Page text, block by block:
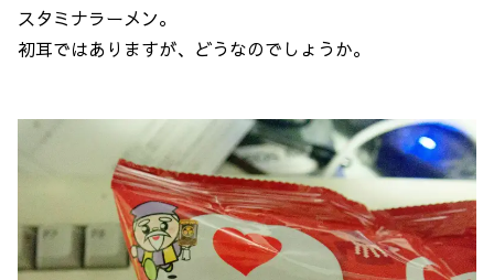
スタミナラーメン。
初耳ではありますが、どうなのでしょうか。